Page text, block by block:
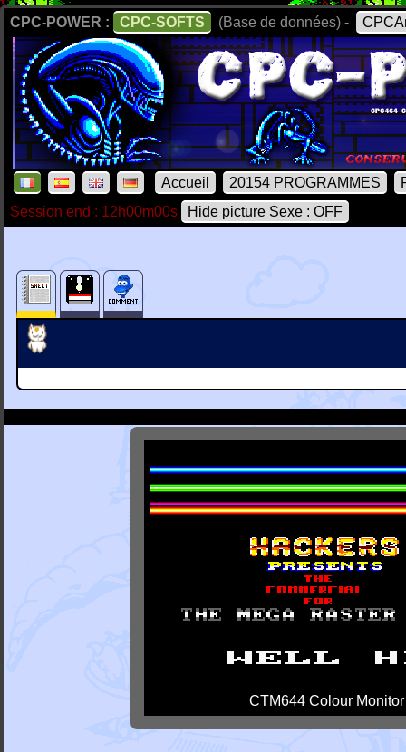
CPC-POWER : CPC-SOFTS (Base de données) -
Accueil 20154 PROGRAMMES
Session end : 12h00m00s
Hide picture Sexe : OFF
CTM644 Colour Monitor